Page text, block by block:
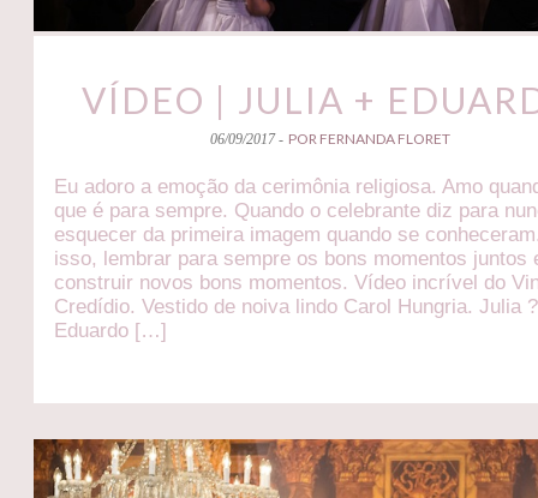
VÍDEO | JULIA +
06/09/2017 - POR FERNANDA FLORET
Eu adoro a emoção da cerimônia religiosa. Amo
que é para sempre. Quando o celebrante diz para
esquecer da primeira imagem quando se
isso, lembrar para sempre os bons momentos juntos
construir novos bons momentos. Vídeo incrível do
Credídio. Vestido de noiva lindo Carol Hungria. Julia ?
Eduardo […]